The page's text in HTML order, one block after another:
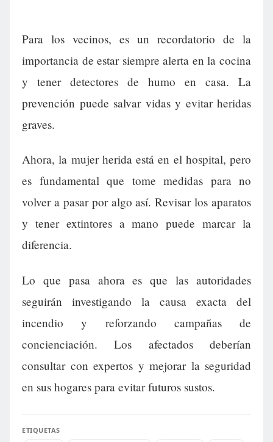
Para los vecinos, es un recordatorio de la
importancia de estar siempre alerta en la cocina
y tener detectores de humo en casa. La
prevención puede salvar vidas y evitar heridas
graves.
Ahora, la mujer herida está en el hospital, pero
es fundamental que tome medidas para no
volver a pasar por algo así. Revisar los aparatos
y tener extintores a mano puede marcar la
diferencia.
Lo que pasa ahora es que las autoridades
seguirán investigando la causa exacta del
incendio y reforzando campañas de
concienciación. Los afectados deberían
consultar con expertos y mejorar la seguridad
en sus hogares para evitar futuros sustos.
ETIQUETAS